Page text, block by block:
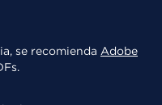
se recomienda Adobe